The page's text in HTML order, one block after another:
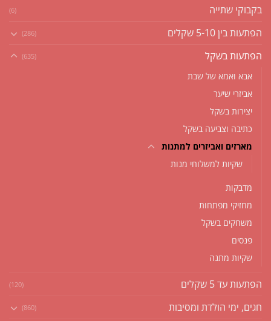
בקבוקי שתייה (6)
הפתעות בין 5-10 שקלים (286)
הפתעות בשקל (635)
אבא ואמא של שבת
אביזרי שיער
יצירות בשקל
כתיבה וצביעה בשקל
מארזים ואביזרים למתנות
שקיות למשלוחי מנות
מדבקות
מחזיקי מפתחות
משחקים בשקל
פנסים
שקיות מתנה
הפתעות עד 5 שקלים (120)
חגים, ימי הולדת ומסיבות (860)